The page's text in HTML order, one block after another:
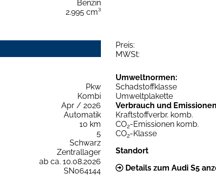
Benzin
2.995 cm³
Preis:
MWSt:
Pkw
Kombi
Apr / 2026
Automatik
10 km
5
Schwarz
Zentrallager
ab ca. 10.08.2026
SN064144
Umweltnormen:
Schadstoffklasse
Umweltplakette
Verbrauch und
Kraftstoffverbr. komb.
CO2-Emissionen komb.
CO2-Klasse
Standort
Details zum Audi S5